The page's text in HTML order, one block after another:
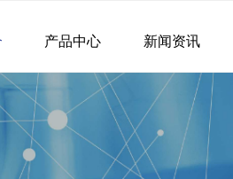
产品中心 新闻资讯